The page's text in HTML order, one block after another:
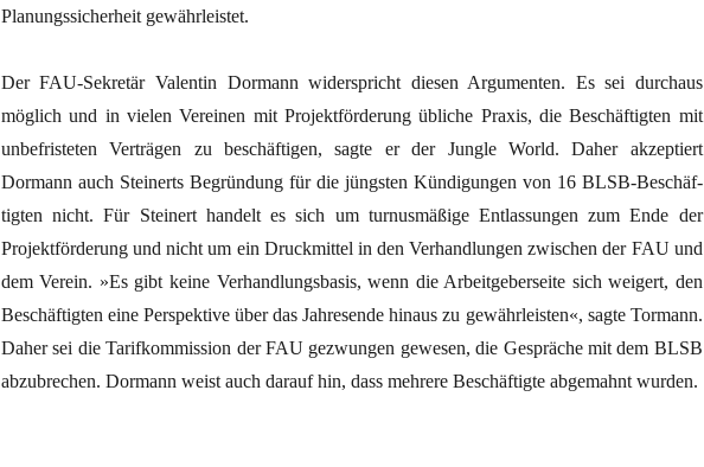
Planungssicherheit gewährleistet.
Der FAU-Sekretär Valentin Dormann widerspricht diesen Argumenten. Es sei durchaus
möglich und in vielen Vereinen mit Projektförderung übliche Praxis, die Beschäftigten mit
unbefristeten Verträgen zu beschäftigen, sagte er der Jungle World. Daher akzeptiert
Dormann auch Steinerts Begründung für die jüngsten Kündigungen von 16 ­BLSB-Beschäf­
tigten nicht. Für Steinert handelt es sich um turnusmäßige Entlassungen zum Ende der
Projektförderung und nicht um ein Druckmittel in den Verhandlungen zwischen der FAU und
dem Verein. »Es gibt keine Verhandlungsbasis, wenn die Arbeitgeberseite sich weigert, den
Beschäftigten eine Perspektive über das Jahresende hinaus zu gewährleisten«, sagte Tormann.
Daher sei die Tarifkommission der FAU gezwungen gewesen, die Gespräche mit dem BLSB
abzubrechen. Dormann weist auch darauf hin, dass mehrere Beschäftigte abgemahnt wurden.